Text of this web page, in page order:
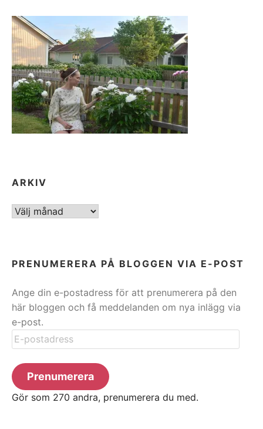
ARKIV
ARKIV
PRENUMERERA PÅ BLOGGEN VIA E-POST
Ange din e-postadress för att prenumerera på den
här bloggen och få meddelanden om nya inlägg via
e-post.
E-
postadress
Prenumerera
Gör som 270 andra, prenumerera du med.